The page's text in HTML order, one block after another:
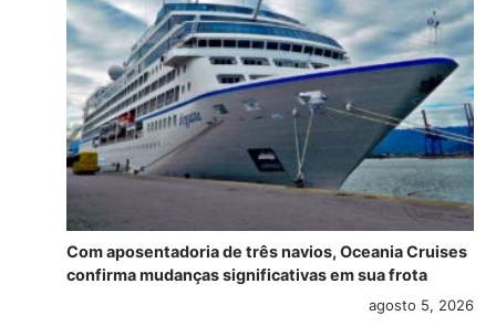
Com aposentadoria de três navios, Oceania Cruises
confirma mudanças significativas em sua frota
agosto 5, 2026